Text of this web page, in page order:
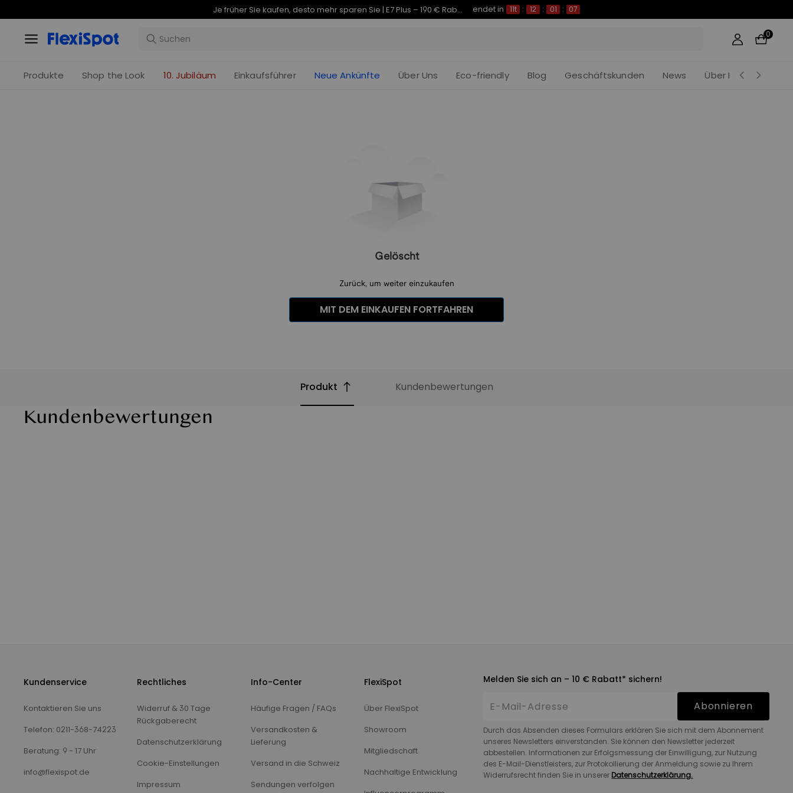
Je früher Sie kaufen, desto mehr sparen Sie | E7 Plus – 190 € Rabatt endet in 11t : 12 : 01 : 07
0
Produkte Shop the Look 10. Jubiläum Einkaufsführer Neue Ankünfte Über Uns Eco-friendly Blog Geschäftskunden News Über Khedira
Gelöscht
Zurück, um weiter einzukaufen
MIT DEM EINKAUFEN FORTFAHREN
Produkt Kundenbewertungen
Kundenbewertungen
Kundenservice
Kontaktieren Sie uns
Telefon: 0211-368-74223
Beratung: 9 - 17 Uhr
info@flexispot.de
Rechtliches
Widerruf & 30 Tage
Rückgaberecht
Datenschutzerklärung
Cookie-Einstellungen
Impressum
Info-Center
Häufige Fragen / FAQs
Versandkosten &
Lieferung
Versand in die Schweiz
Sendungen verfolgen
FlexiSpot
Über FlexiSpot
Showroom
Mitgliedschaft
Nachhaltige Entwicklung
Melden Sie sich an – 10 € Rabatt* sichern!
Abonnieren
Durch das Absenden dieses Formulars erklären Sie sich mit dem Abonnement
unseres Newsletters einverstanden. Sie können den Newsletter jederzeit
abbestellen. Informationen zur Erfolgsmessung der Einwilligung, zur Nutzung
des E-Mail-Dienstleisters, zur Protokollierung der Anmeldung sowie zu Ihrem
Widerrufsrecht finden Sie in unserer Datenschutzerklärung.